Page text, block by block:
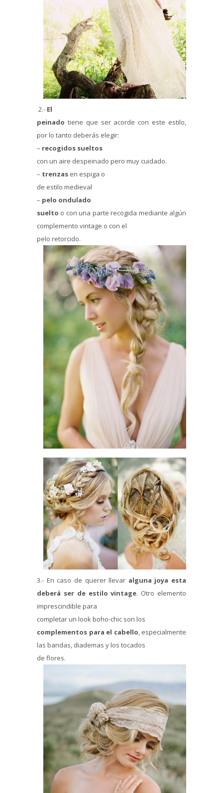
2.- El
peinado tiene que ser acorde con este estilo,
por lo tanto deberás elegir:
– recogidos sueltos
con un aire despeinado pero muy cuidado.
– trenzas en espiga o
de estilo medieval
– pelo ondulado
suelto o con una parte recogida mediante algún
complemento vintage o con el
pelo retorcido.
3.- En caso de querer llevar alguna joya esta
deberá ser de estilo vintage. Otro elemento
imprescindible para
completar un look boho-chic son los
complementos para el cabello, especialmente
las bandas, diademas y los tocados
de flores.